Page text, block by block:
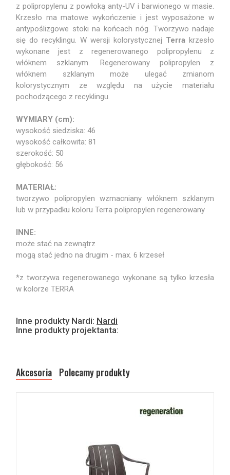
z polipropylenu z powłoką anty-UV i barwionego w masie.
Krzesło ma matowe wykończenie i jest wyposażone w
antypoślizgowe stoki na końcach nóg. Tworzywo nadaje
się do recyklingu. W wersji kolorystycznej Terra krzesło
wykonane jest z regenerowanego polipropylenu z
włóknem szklanym. Regenerowany polipropylen z
włóknem szklanym może ulegać zmianom
kolorystycznym ze względu na użycie materiału
pochodzącego z recyklingu.
WYMIARY (cm):
wysokość siedziska: 46
wysokość całkowita: 81
szerokość: 50
głębokość: 56
MATERIAŁ:
tworzywo polipropylen wzmacniany włóknem szklanym
lub w przypadku koloru Terra polipropylen regenerowany
INNE:
może stać na zewnątrz
mogą stać jedno na drugim - max. 6 krzeseł
*z tworzywa regenerowanego wykonane są tylko krzesła
w kolorze TERRA
Inne produkty Nardi: Nardi
Inne produkty projektanta:
Akcesoria Polecamy produkty